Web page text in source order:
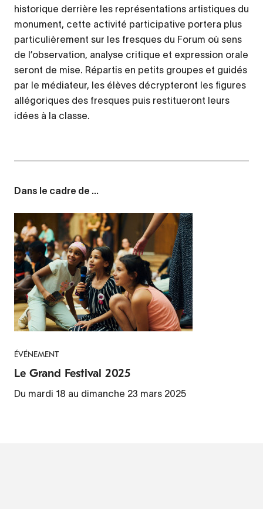
historique derrière les représentations artistiques du
monument, cette activité participative portera plus
particulièrement sur les fresques du Forum où sens
de l’observation, analyse critique et expression orale
seront de mise. Répartis en petits groupes et guidés
par le médiateur, les élèves décrypteront les figures
allégoriques des fresques puis restitueront leurs
idées à la classe.
Dans le cadre de ...
ÉVÉNEMENT
Le Grand Festival 2025
Du mardi 18 au dimanche 23 mars 2025